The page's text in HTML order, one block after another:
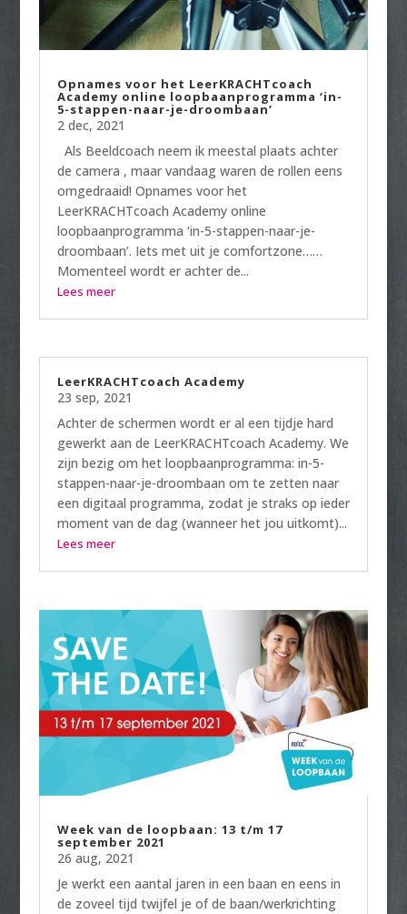
Opnames voor het LeerKRACHTcoach
Academy online loopbaanprogramma ‘in-
5-stappen-naar-je-droombaan’
2 dec, 2021
Als Beeldcoach neem ik meestal plaats achter
de camera , maar vandaag waren de rollen eens
omgedraaid! Opnames voor het
LeerKRACHTcoach Academy online
loopbaanprogramma ‘in-5-stappen-naar-je-
droombaan’. Iets met uit je comfortzone……
Momenteel wordt er achter de...
Lees meer
LeerKRACHTcoach Academy
23 sep, 2021
Achter de schermen wordt er al een tijdje hard
gewerkt aan de LeerKRACHTcoach Academy. We
zijn bezig om het loopbaanprogramma: in-5-
stappen-naar-je-droombaan om te zetten naar
een digitaal programma, zodat je straks op ieder
moment van de dag (wanneer het jou uitkomt)...
Lees meer
Week van de loopbaan: 13 t/m 17
september 2021
26 aug, 2021
Je werkt een aantal jaren in een baan en eens in
de zoveel tijd twijfel je of de baan/werkrichting